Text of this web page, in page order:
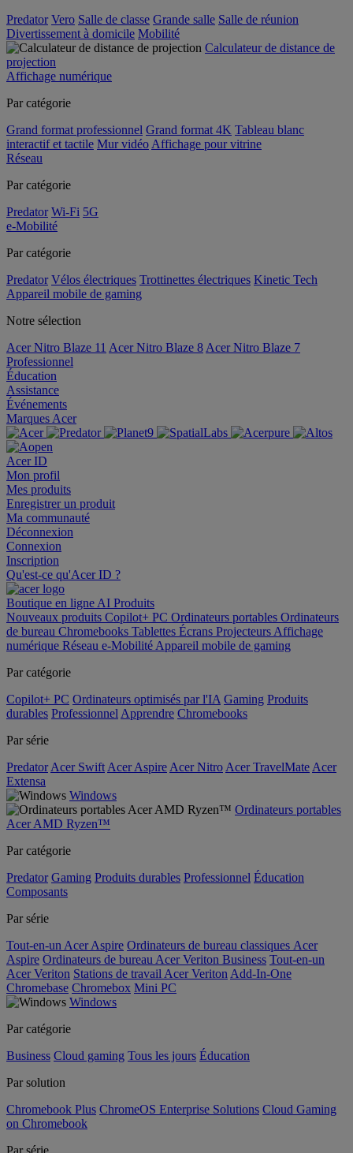
Predator Vero Salle de classe Grande salle Salle de réunion
Divertissement à domicile Mobilité
Calculateur de distance de
projection
Affichage numérique
Par catégorie
Grand format professionnel Grand format 4K Tableau blanc
interactif et tactile Mur vidéo Affichage pour vitrine
Réseau
Par catégorie
Predator Wi-Fi 5G
e-Mobilité
Par catégorie
Predator Vélos électriques Trottinettes électriques Kinetic Tech
Appareil mobile de gaming
Notre sélection
Acer Nitro Blaze 11 Acer Nitro Blaze 8 Acer Nitro Blaze 7
Professionnel
Éducation
Assistance
Événements
Marques Acer
Acer ID
Mon profil
Mes produits
Enregistrer un produit
Ma communauté
Déconnexion
Connexion
Inscription
Qu'est-ce qu'Acer ID ?
Boutique en ligne AI Produits
Nouveaux produits Copilot+ PC Ordinateurs portables Ordinateurs
de bureau Chromebooks Tablettes Écrans Projecteurs Affichage
numérique Réseau e-Mobilité Appareil mobile de gaming
Par catégorie
Copilot+ PC Ordinateurs optimisés par l'IA Gaming Produits
durables Professionnel Apprendre Chromebooks
Par série
Predator Acer Swift Acer Aspire Acer Nitro Acer TravelMate Acer
Extensa
Windows
Ordinateurs portables
Acer AMD Ryzen™
Par catégorie
Predator Gaming Produits durables Professionnel Éducation
Composants
Par série
Tout-en-un Acer Aspire Ordinateurs de bureau classiques Acer
Aspire Ordinateurs de bureau Acer Veriton Business Tout-en-un
Acer Veriton Stations de travail Acer Veriton Add-In-One
Chromebase Chromebox Mini PC
Windows
Par catégorie
Business Cloud gaming Tous les jours Éducation
Par solution
Chromebook Plus ChromeOS Enterprise Solutions Cloud Gaming
on Chromebook
Par série